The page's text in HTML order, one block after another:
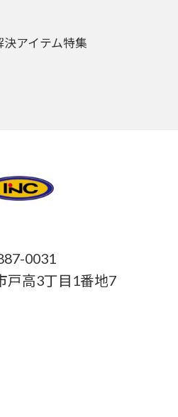
アイテム特集
0031
戸高3丁目1番地7